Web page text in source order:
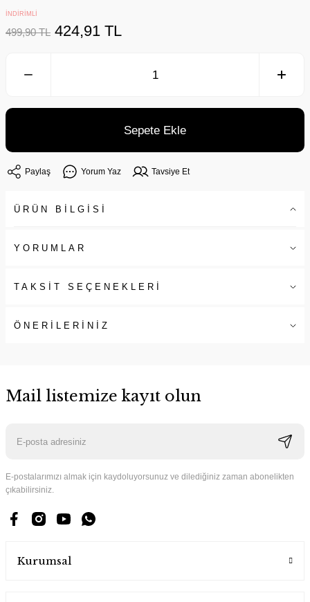
İNDİRİMLİ
499,90 TL 424,91 TL
Sepete Ekle
Paylaş Yorum Yaz Tavsiye Et
ÜRÜN BİLGİSİ
YORUMLAR
TAKSİT SEÇENEKLERİ
ÖNERİLERİNİZ
Mail listemize kayıt olun
E-postalarımızı almak için kaydoluyorsunuz ve dilediğiniz zaman abonelikten
çıkabilirsiniz.
Kurumsal